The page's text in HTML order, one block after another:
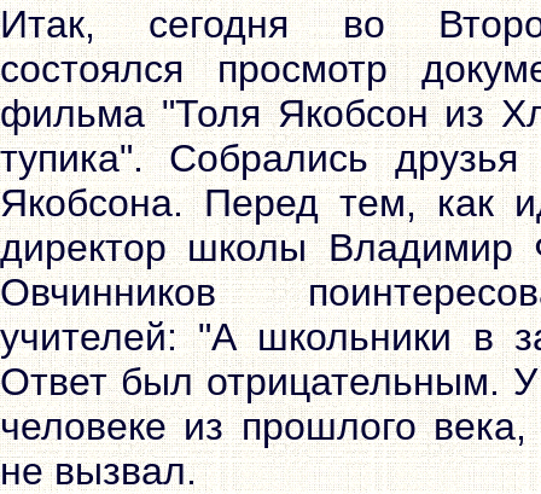
Итак, сегодня во
состоялся просмотр
фильма "Толя Якобсон из
тупика". Собрались
Якобсона. Перед тем, как
директор школы Владимир
Овчинников
учителей: "А школьники в
Ответ был отрицательным.
человеке из прошлого
не вызвал.